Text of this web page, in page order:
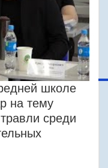
школе
на тему
среди